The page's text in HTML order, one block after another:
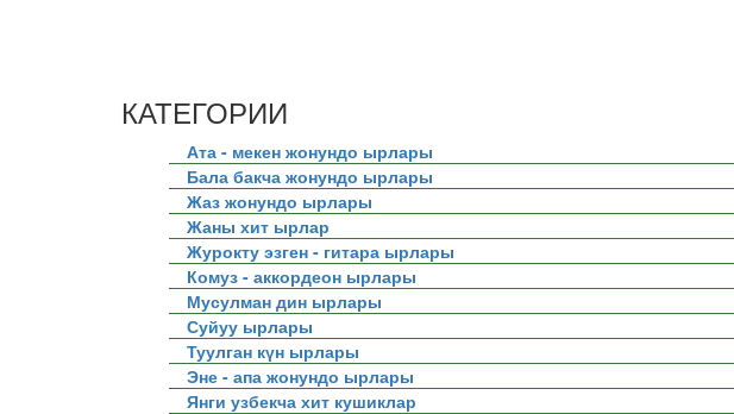
КАТЕГОРИИ
Ата - мекен жонундо ырлары
Бала бакча жонундо ырлары
Жаз жонундо ырлары
Жаны хит ырлар
Журокту эзген - гитара ырлары
Комуз - аккордеон ырлары
Мусулман дин ырлары
Суйуу ырлары
Туулган күн ырлары
Эне - апа жонундо ырлары
Янги узбекча хит кушиклар